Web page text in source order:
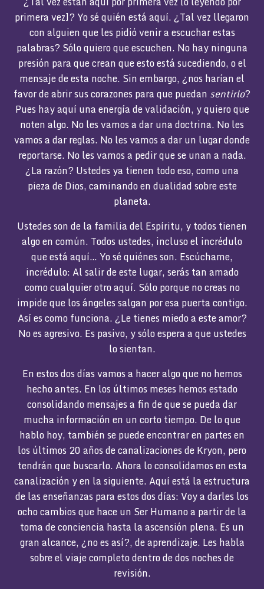
primera vez]? Yo sé quién está aquí. ¿Tal vez llegaron
con alguien que les pidió venir a escuchar estas
palabras? Sólo quiero que escuchen. No hay ninguna
presión para que crean que esto está sucediendo, o el
mensaje de esta noche. Sin embargo, ¿nos harían el
favor de abrir sus corazones para que puedan sentirlo?
Pues hay aquí una energía de validación, y quiero que
noten algo. No les vamos a dar una doctrina. No les
vamos a dar reglas. No les vamos a dar un lugar donde
reportarse. No les vamos a pedir que se unan a nada.
¿La razón? Ustedes ya tienen todo eso, como una
pieza de Dios, caminando en dualidad sobre este
planeta.
Ustedes son de la familia del Espíritu, y todos tienen
algo en común. Todos ustedes, incluso el incrédulo
que está aquí… Yo sé quiénes son. Escúchame,
incrédulo: Al salir de este lugar, serás tan amado
como cualquier otro aquí. Sólo porque no creas no
impide que los ángeles salgan por esa puerta contigo.
Así es como funciona. ¿Le tienes miedo a este amor?
No es agresivo. Es pasivo, y sólo espera a que ustedes
lo sientan.
En estos dos días vamos a hacer algo que no hemos
hecho antes. En los últimos meses hemos estado
consolidando mensajes a fin de que se pueda dar
mucha información en un corto tiempo. De lo que
hablo hoy, también se puede encontrar en partes en
los últimos 20 años de canalizaciones de Kryon, pero
tendrán que buscarlo. Ahora lo consolidamos en esta
canalización y en la siguiente. Aquí está la estructura
de las enseñanzas para estos dos días: Voy a darles los
ocho cambios que hace un Ser Humano a partir de la
toma de conciencia hasta la ascensión plena. Es un
gran alcance, ¿no es así?, de aprendizaje. Les habla
sobre el viaje completo dentro de dos noches de
revisión.